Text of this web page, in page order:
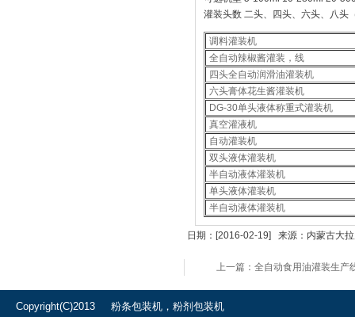
灌装头数 二头、四头、六头、八头
调料灌装机
全自动辣椒酱灌装，线
四头全自动润滑油灌装机
六头膏体花生酱灌装机
DG-30单头液体称重式灌装机
真空灌液机
自动灌装机
双头液体灌装机
半自动液体灌装机
单头液体灌装机
半自动液体灌装机
日期：[2016-02-19] 来源：内蒙古大
上一篇：全自动食用油灌装生产
Copyright(C)2013 粉条包装机，粉剂包装机